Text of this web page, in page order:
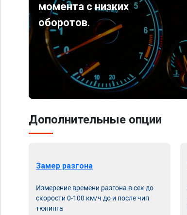
момента с низких
оборотов.
Дополнительные опции
Замер разгона
Измерение времени разгона в сек до
скорости 0-100 км/ч до и после чип
тюнинга